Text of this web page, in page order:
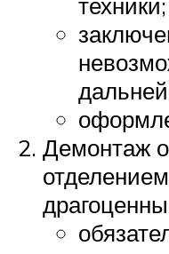
Демонтаж